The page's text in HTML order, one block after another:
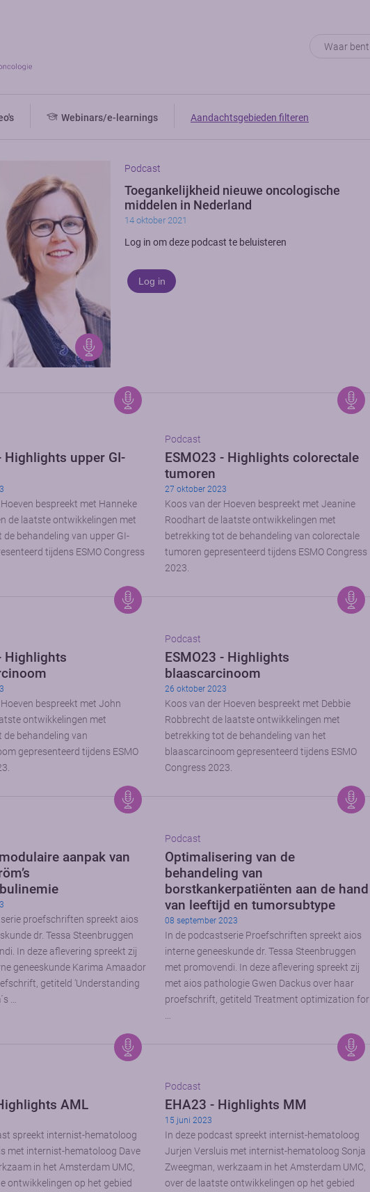
Webinars/e-learnings Aandachtsgebieden filteren
Podcast
Toegankelijkheid nieuwe oncologische
middelen in Nederland
14 oktober 2021
Log in om deze podcast te beluisteren
Log in
Highlights upper GI-
bespreekt met Hanneke
de laatste ontwikkelingen met
de behandeling van upper GI-
tijdens ESMO Congress
Podcast
ESMO23 - Highlights colorectale
tumoren
27 oktober 2023
Koos van der Hoeven bespreekt met Jeanine
Roodhart de laatste ontwikkelingen met
betrekking tot de behandeling van colorectale
tumoren gepresenteerd tijdens ESMO Congress
2023.
Highlights
bespreekt met John
ontwikkelingen met
de behandeling van
gepresenteerd tijdens ESMO
Podcast
ESMO23 - Highlights
blaascarcinoom
26 oktober 2023
Koos van der Hoeven bespreekt met Debbie
Robbrecht de laatste ontwikkelingen met
betrekking tot de behandeling van het
blaascarcinoom gepresenteerd tijdens ESMO
Congress 2023.
aanpak van
proefschriften spreekt aios
dr. Tessa Steenbruggen
In deze aflevering spreekt zij
geneeskunde Karima Amaador
getiteld ‘Understanding
…
Podcast
Optimalisering van de
behandeling van
borstkankerpatiënten aan de hand
van leeftijd en tumorsubtype
08 september 2023
In de podcastserie Proefschriften spreekt aios
interne geneeskunde dr. Tessa Steenbruggen
met promovendi. In deze aflevering spreekt zij
met aios pathologie Gwen Dackus over haar
proefschrift, getiteld Treatment optimization for
…
AML
spreekt internist-hematoloog
met internist-hematoloog Dave
in het Amsterdam UMC,
ontwikkelingen op het gebied
Podcast
EHA23 - Highlights MM
15 juni 2023
In deze podcast spreekt internist-hematoloog
Jurjen Versluis met internist-hematoloog Sonja
Zweegman, werkzaam in het Amsterdam UMC,
over de laatste ontwikkelingen op het gebied